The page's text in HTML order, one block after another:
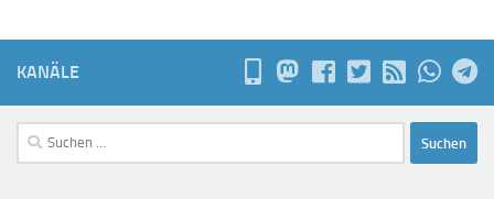
KANÄLE
Suchen
nach: